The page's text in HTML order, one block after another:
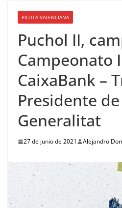
PILOTA VALENCIANA
Puchol II,
Campeonato
CaixaBank –
Presidente
Generalitat
27 de junio de 2021 Alejandro